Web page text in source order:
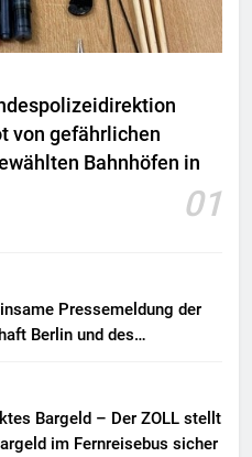
von gefährlichen
Bahnhöfen in
01
Pressemeldung der
Berlin und des
mutmaßliches
Bargeld – Der ZOLL stellt
im Fernreisebus sicher